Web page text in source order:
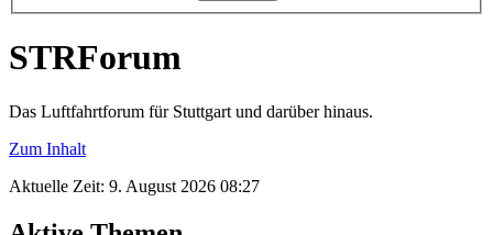
STRForum
Das Luftfahrtforum für Stuttgart und darüber hinaus.
Zum Inhalt
Aktuelle Zeit: 9. August 2026 08:27